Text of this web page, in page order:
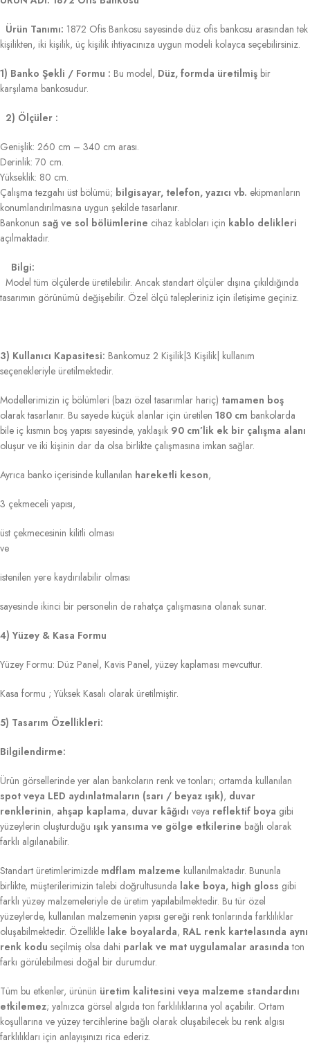
Ürün Tanımı: 1872 Ofis Bankosu sayesinde düz ofis bankosu arasından tek
kişilikten, iki kişilik, üç kişilik ihtiyacınıza uygun modeli kolayca seçebilirsiniz.
1) Banko Şekli / Formu : Bu model, Düz, formda üretilmiş bir
karşılama bankosudur.
2) Ölçüler :
Genişlik: 260 cm – 340 cm arası.
Derinlik: 70 cm.
Yükseklik: 80 cm.
Çalışma tezgahı üst bölümü; bilgisayar, telefon, yazıcı vb. ekipmanların
konumlandırılmasına uygun şekilde tasarlanır.
Bankonun sağ ve sol bölümlerine cihaz kabloları için kablo delikleri
açılmaktadır.
Bilgi:
Model tüm ölçülerde üretilebilir. Ancak standart ölçüler dışına çıkıldığında
tasarımın görünümü değişebilir. Özel ölçü talepleriniz için iletişime geçiniz.
3) Kullanıcı Kapasitesi: Bankomuz 2 Kişilik|3 Kişilik| kullanım
seçenekleriyle üretilmektedir.
Modellerimizin iç bölümleri (bazı özel tasarımlar hariç) tamamen boş
olarak tasarlanır. Bu sayede küçük alanlar için üretilen 180 cm bankolarda
bile iç kısmın boş yapısı sayesinde, yaklaşık 90 cm’lik ek bir çalışma alanı
oluşur ve iki kişinin dar da olsa birlikte çalışmasına imkan sağlar.
Ayrıca banko içerisinde kullanılan hareketli keson,
3 çekmeceli yapısı,
üst çekmecesinin kilitli olması
ve
istenilen yere kaydırılabilir olması
sayesinde ikinci bir personelin de rahatça çalışmasına olanak sunar.
4) Yüzey & Kasa Formu
Yüzey Formu: Düz Panel, Kavis Panel, yüzey kaplaması mevcuttur.
Kasa formu ; Yüksek Kasalı olarak üretilmiştir.
5) Tasarım Özellikleri:
Bilgilendirme:
Ürün görsellerinde yer alan bankoların renk ve tonları; ortamda kullanılan
spot veya LED aydınlatmaların (sarı / beyaz ışık), duvar
renklerinin, ahşap kaplama, duvar kâğıdı veya reflektif boya gibi
yüzeylerin oluşturduğu ışık yansıma ve gölge etkilerine bağlı olarak
farklı algılanabilir.
Standart üretimlerimizde mdflam malzeme kullanılmaktadır. Bununla
birlikte, müşterilerimizin talebi doğrultusunda lake boya, high gloss gibi
farklı yüzey malzemeleriyle de üretim yapılabilmektedir. Bu tür özel
yüzeylerde, kullanılan malzemenin yapısı gereği renk tonlarında farklılıklar
oluşabilmektedir. Özellikle lake boyalarda, RAL renk kartelasında aynı
renk kodu seçilmiş olsa dahi parlak ve mat uygulamalar arasında ton
farkı görülebilmesi doğal bir durumdur.
Tüm bu etkenler, ürünün üretim kalitesini veya malzeme standardını
etkilemez; yalnızca görsel algıda ton farklılıklarına yol açabilir. Ortam
koşullarına ve yüzey tercihlerine bağlı olarak oluşabilecek bu renk algısı
farklılıkları için anlayışınızı rica ederiz.